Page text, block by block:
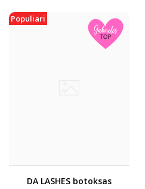
Populiari
DA LASHES botoksas